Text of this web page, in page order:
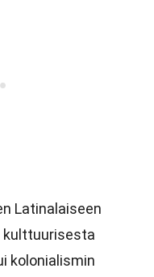
Latinalaiseen
kulttuurisesta
kolonialismin